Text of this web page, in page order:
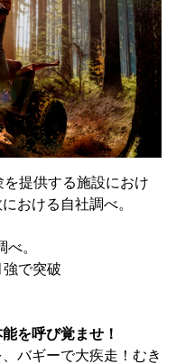
を提供する施設におけ
おける自社調べ。
。
で突破
を呼び覚ませ！
バギーで大疾走！むき